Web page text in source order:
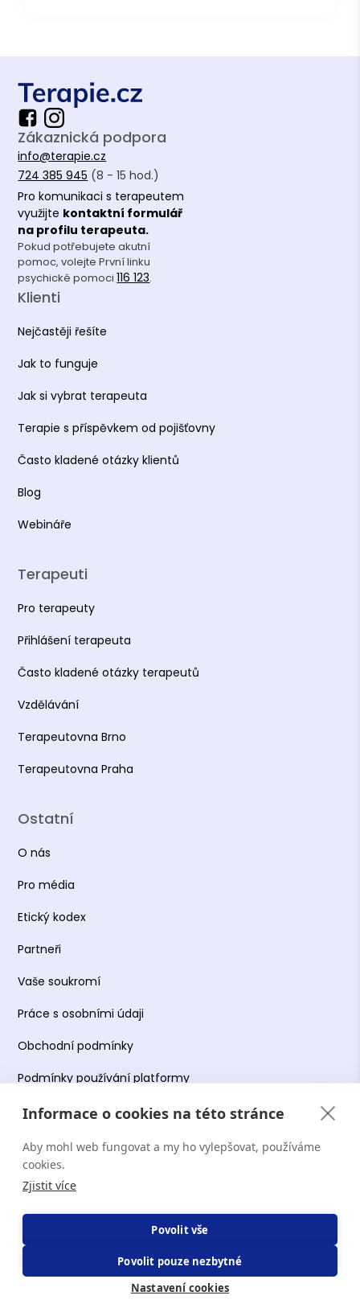
Informace o cookies na této stránce
Aby mohl web fungovat a my ho vylepšovat, používáme
cookies.
Zjistit více
Povolit vše
Povolit pouze nezbytné
Nastavení cookies
Zákaznická podpora
info@terapie.cz
724 385 945 (8 - 15 hod.)
Pro komunikaci s terapeutem
využijte kontaktní formulář
na profilu terapeuta.
Pokud potřebujete akutní
pomoc, volejte První linku
psychické pomoci116 123.
Klienti
Nejčastěji řešíte
Jak to funguje
Jak si vybrat terapeuta
Terapie s příspěvkem od pojišťovny
Často kladené otázky klientů
Blog
Webináře
Terapeuti
Pro terapeuty
Přihlášení terapeuta
Často kladené otázky terapeutů
Vzdělávání
Terapeutovna Brno
Terapeutovna Praha
Ostatní
O nás
Pro média
Etický kodex
Partneři
Vaše soukromí
Práce s osobními údaji
Obchodní podmínky
Podmínky používání platformy
Copyright Terapie CZ s.r.o. 2026. Všechna práva
vyhrazena. Web provozuje Terapie CZ s.r.o. IČO: